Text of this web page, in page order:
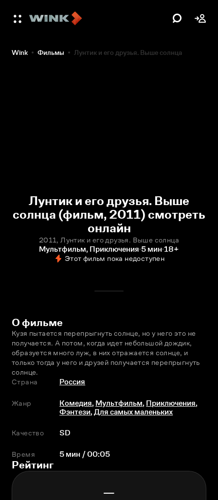
Wink Фильмы Лунтик и его друзья. Выше солнца
Лунтик и его друзья. Выше
солнца (фильм, 2011) смотреть
онлайн
2011, Лунтик и его друзья. Выше солнца
Мультфильм, Приключения 5 мин 18+
Этот фильм пока недоступен
О фильме
Кузя пытается перепрыгнуть солнце, но у него это не
получается. А потом, когда идет небольшой дождик,
образуется много луж, в них отражается солнце, и
только тогда у него и друзей получается перепрыгнуть
солнце.
Страна
Россия
Жанр Комедия, Мультфильм, Приключения,
Фэнтези,Для самых маленьких
Качество SD
Время 5 мин / 00:05
Рейтинг
—